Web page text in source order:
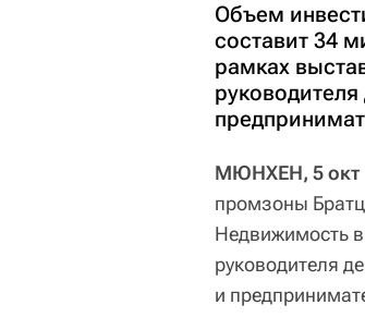
Объем
составит 34
рамках
МЮНХЕН, 5
промзоны
Недвижимость
руководителя
и